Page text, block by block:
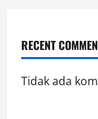
RECENT
Tidak ada